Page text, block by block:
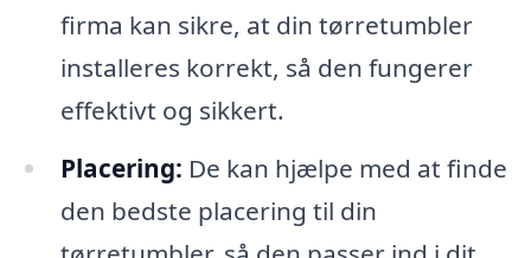
firma kan sikre, at din tørretumbler
installeres korrekt, så den fungerer
effektivt og sikkert.
Placering: De kan hjælpe med at finde
den bedste placering til din